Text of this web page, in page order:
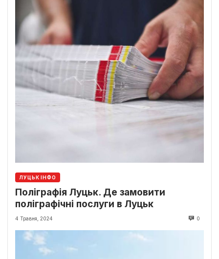
ЛУЦЬК ІНФО
Поліграфія Луцьк. Де замовити
поліграфічні послуги в Луцьк
4 Травня, 2024 0